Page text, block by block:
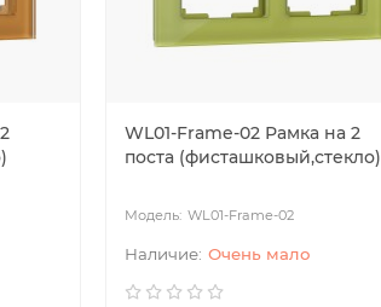
WL01-Frame-02 Рамка на 2
поста (фисташковый,стекло)
WL01-Frame-02
Очень мало